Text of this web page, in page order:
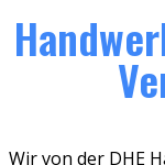
Wir von der DHE